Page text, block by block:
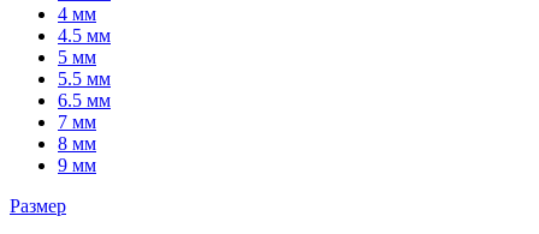
4 мм
4.5 мм
5 мм
5.5 мм
6.5 мм
7 мм
8 мм
9 мм
Размер